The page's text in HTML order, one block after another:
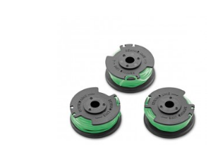
ΠΡΟΣΘΉΚΗ ΣΤΟ ΚΑΛΆΘΙ